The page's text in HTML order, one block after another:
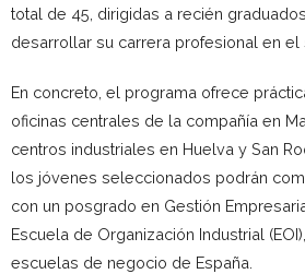
total de 45, dirigidas a recién
desarrollar su carrera profesional en el
En concreto, el programa ofrece
oficinas centrales de la compañía en
centros industriales en Huelva y San
los jóvenes seleccionados podrán
con un posgrado en Gestión
Escuela de Organización Industrial
escuelas de negocio de España.